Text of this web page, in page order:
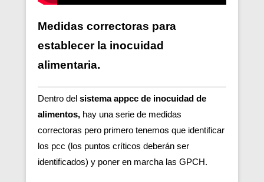
Medidas correctoras para
establecer la inocuidad
alimentaria.
Dentro del sistema appcc de inocuidad de
alimentos, hay una serie de medidas
correctoras pero primero tenemos que identificar
los pcc (los puntos críticos deberán ser
identificados) y poner en marcha las GPCH.